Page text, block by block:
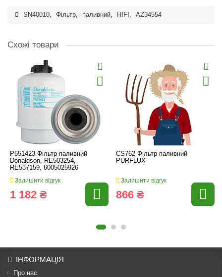
SN40010, Фільтр, паливний, HIFI , AZ34554
Схожі товари
P551423 Фільтр паливний
Donaldson, RE503254,
RE537159, 6005025926
Залишити відгук
1 182 ₴
CS762 Фільтр паливний
PURFLUX
Залишити відгук
866 ₴
ІНФОРМАЦІЯ
Про нас